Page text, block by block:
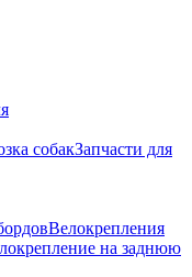
собакЗапчасти для
Велокрепления
на заднюю